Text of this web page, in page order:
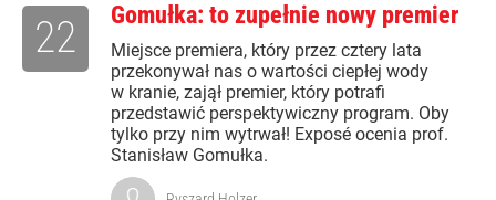
Gomułka: to zupełnie nowy premier
Miejsce premiera, który przez cztery lata
przekonywał nas o wartości ciepłej wody
w kranie, zajął premier, który potrafi
przedstawić perspektywiczny program. Oby
tylko przy nim wytrwał! Exposé ocenia prof.
Stanisław Gomułka.
22